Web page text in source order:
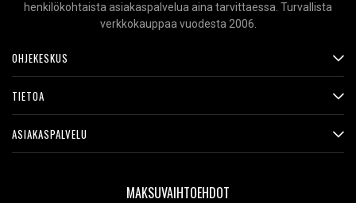
henkilökohtaista asiakaspalvelua aina tarvittaessa. Turvallista
verkkokauppaa vuodesta 2006.
OHJEKESKUS
TIETOA
ASIAKASPALVELU
MAKSUVAIHTOEHDOT